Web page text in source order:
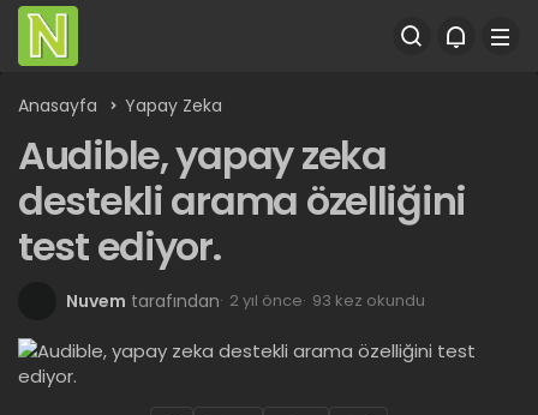
Anasayfa Yapay Zeka
Audible, yapay zeka
destekli arama özelliğini
test ediyor.
Nuvem tarafından 2 yıl önce 93 kez okundu